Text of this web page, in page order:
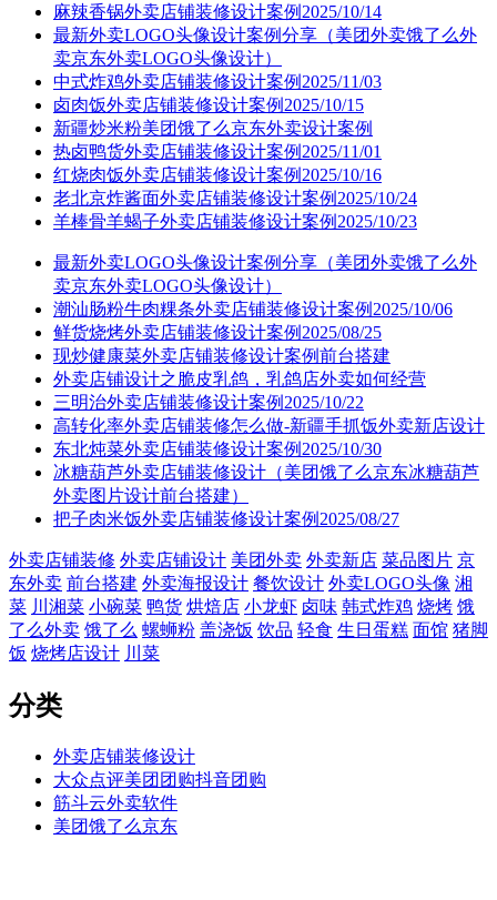
麻辣香锅外卖店铺装修设计案例2025/10/14
最新外卖LOGO头像设计案例分享（美团外卖饿了么外
卖京东外卖LOGO头像设计）
中式炸鸡外卖店铺装修设计案例2025/11/03
卤肉饭外卖店铺装修设计案例2025/10/15
新疆炒米粉美团饿了么京东外卖设计案例
热卤鸭货外卖店铺装修设计案例2025/11/01
红烧肉饭外卖店铺装修设计案例2025/10/16
老北京炸酱面外卖店铺装修设计案例2025/10/24
羊棒骨羊蝎子外卖店铺装修设计案例2025/10/23
最新外卖LOGO头像设计案例分享（美团外卖饿了么外
卖京东外卖LOGO头像设计）
潮汕肠粉牛肉粿条外卖店铺装修设计案例2025/10/06
鲜货烧烤外卖店铺装修设计案例2025/08/25
现炒健康菜外卖店铺装修设计案例前台搭建
外卖店铺设计之脆皮乳鸽，乳鸽店外卖如何经营
三明治外卖店铺装修设计案例2025/10/22
高转化率外卖店铺装修怎么做-新疆手抓饭外卖新店设计
东北炖菜外卖店铺装修设计案例2025/10/30
冰糖葫芦外卖店铺装修设计（美团饿了么京东冰糖葫芦
外卖图片设计前台搭建）
把子肉米饭外卖店铺装修设计案例2025/08/27
外卖店铺装修 外卖店铺设计 美团外卖 外卖新店 菜品图片 京
东外卖 前台搭建 外卖海报设计 餐饮设计 外卖LOGO头像 湘
菜 川湘菜 小碗菜 鸭货 烘焙店 小龙虾 卤味 韩式炸鸡 烧烤 饿
了么外卖 饿了么 螺蛳粉 盖浇饭 饮品 轻食 生日蛋糕 面馆 猪脚
饭 烧烤店设计 川菜
分类
外卖店铺装修设计
大众点评美团团购抖音团购
筋斗云外卖软件
美团饿了么京东